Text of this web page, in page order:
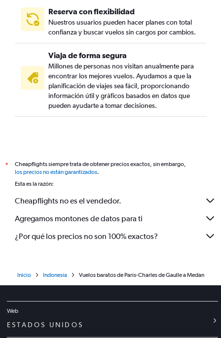
Reserva con flexibilidad
Nuestros usuarios pueden hacer planes con total
confianza y buscar vuelos sin cargos por cambios.
Viaja de forma segura
Millones de personas nos visitan anualmente para
encontrar los mejores vuelos. Ayudamos a que la
planificación de viajes sea fácil, proporcionando
información útil y gráficos basados en datos que
pueden ayudarte a tomar decisiones.
*
Cheapflights siempre trata de obtener precios exactos, sin embargo,
los precios no están garantizados.
Esta es la razón:
Cheapflights no es el vendedor.
Agregamos montones de datos para ti
¿Por qué los precios no son 100% exactos?
Inicio Indonesia Vuelos baratos de París-Charles de Gaulle a Medan
Web
ESTADOS UNIDOS